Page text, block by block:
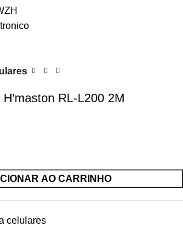
RL-L200 2M
AO CARRINHO
celulares